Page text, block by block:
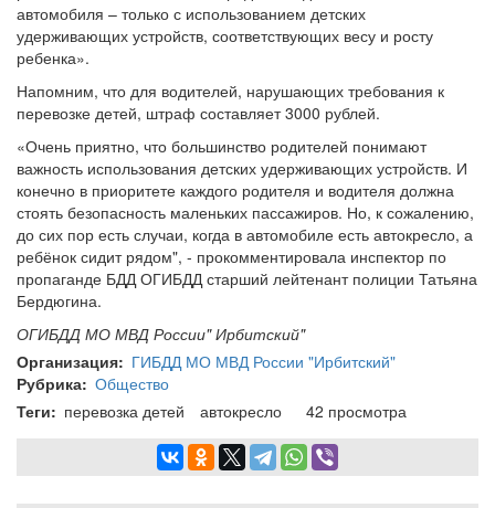
автомобиля – только с использованием детских
удерживающих устройств, соответствующих весу и росту
ребенка».
Напомним, что для водителей, нарушающих требования к
перевозке детей, штраф составляет 3000 рублей.
«Очень приятно, что большинство родителей понимают
важность использования детских удерживающих устройств. И
конечно в приоритете каждого родителя и водителя должна
стоять безопасность маленьких пассажиров. Но, к сожалению,
до сих пор есть случаи, когда в автомобиле есть автокресло, а
ребёнок сидит рядом", - прокомментировала инспектор по
пропаганде БДД ОГИБДД старший лейтенант полиции Татьяна
Бердюгина.
ОГИБДД МО МВД России" Ирбитский"
Организация
ГИБДД МО МВД России "Ирбитский"
Рубрика Общество
Теги
перевозка детей автокресло 42 просмотра